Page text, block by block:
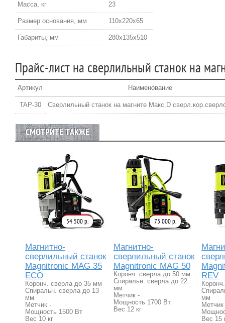
Масса, кг 23
Размер основания, мм 110х220х65
Габариты, мм 280х135х510
Прайс-лист на сверлильный станок на
Артикул Наименование
TAP-30 Сверлильный станок на магните Макс.D
СМОТРИТЕ ТАКЖЕ
Магнитно-
сверлильный станок
Magnitronic MAG 35
ECO
Коронч. сверла до 35 мм
Спиральн. сверла до 13
мм
Метчик -
Мощность 1500 Вт
Вес 10 кг
54 500 р.
Магнитно-
сверлильный станок
Magnitronic MAG 50
Коронч. сверла до 50 мм
Спиральн. сверла до 22
мм
Метчик -
Мощность 1700 Вт
Вес 12 кг
73 000 р.
REV
мм
Вес 15